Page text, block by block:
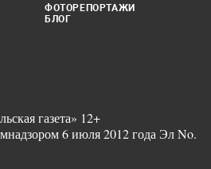
ФОТОРЕПОРТАЖИ
БЛОГ
газета» 12+
6 июля 2012 года Эл No.